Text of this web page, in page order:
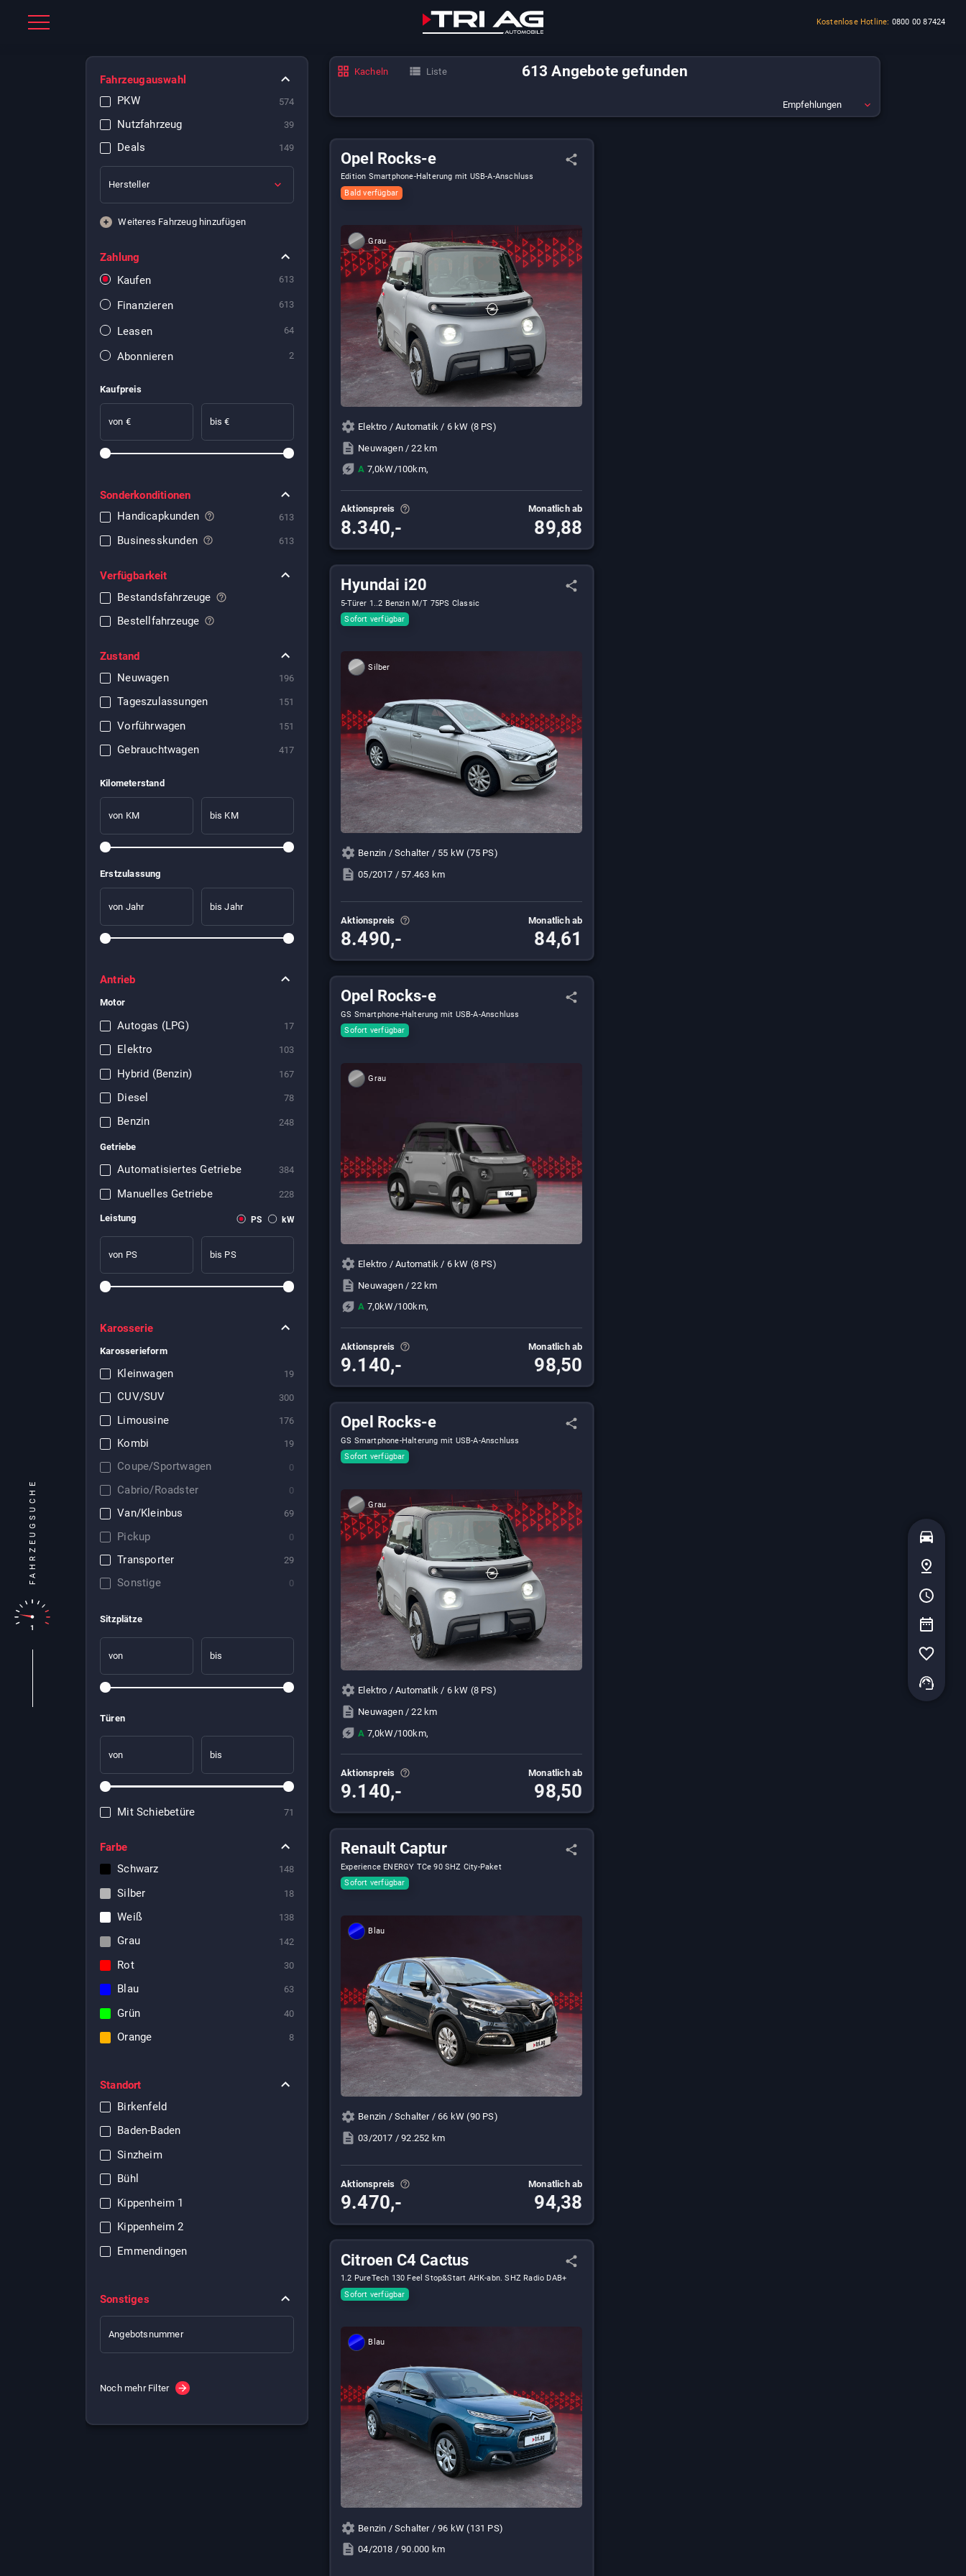
Kostenlose Hotline: 0800 00 87424
Fahrzeugauswahl
PKW
574
Nutzfahrzeug 39
Deals 149
Hersteller
+ Weiteres Fahrzeug hinzufügen
Zahlung
Kaufen
613
Finanzieren 613
Leasen 64
Abonnieren 2
Kaufpreis
von € bis €
Sonderkonditionen
Handicapkunden
613
Businesskunden 613
Verfügbarkeit
Bestandsfahrzeuge
Bestellfahrzeuge
Zustand
Neuwagen
196
Tageszulassungen 151
Vorführwagen 151
Gebrauchtwagen 417
Kilometerstand
von KM bis KM
Erstzulassung
von Jahr bis Jahr
Antrieb
Motor
Autogas (LPG) 17
Elektro 103
Hybrid (Benzin) 167
Diesel 78
Benzin 248
Getriebe
Automatisiertes Getriebe 384
Manuelles Getriebe 228
Leistung PS kW
von PS bis PS
Karosserie
Karosserieform
Kleinwagen 19
CUV/SUV 300
Limousine 176
Kombi 19
Coupe/Sportwagen 0
Cabrio/Roadster 0
Van/Kleinbus 69
Pickup 0
Transporter 29
Sonstige 0
Sitzplätze
von bis
Türen
von bis
Mit Schiebetüre 71
Farbe
Schwarz
148
Silber 18
Weiß 138
Grau 142
Rot 30
Blau 63
Grün 40
Orange 8
Standort
Birkenfeld
Baden-Baden
Sinzheim
Bühl
Kippenheim 1
Kippenheim 2
Emmendingen
Sonstiges
Angebotsnummer
Noch mehr Filter
Kacheln Liste 613 Angebotegefunden
Opel Rocks-e
Edition Smartphone-Halterung mit USB-A-Anschluss
Bald verfügbar
Grau
Elektro / Automatik / 6 kW (8 PS)
Neuwagen / 22 km
A 7,0kW/100km,
Aktionspreis
8.340,-
Monatlich ab
89,88
Hyundai i20
5-Türer 1..2 Benzin M/T 75PS Classic
Sofort verfügbar
Silber
Benzin / Schalter / 55 kW (75 PS)
05/2017 / 57.463 km
Aktionspreis
8.490,-
Monatlich ab
84,61
Opel Rocks-e
GS Smartphone-Halterung mit USB-A-Anschluss​
Sofort verfügbar
Grau
Elektro / Automatik / 6 kW (8 PS)
Neuwagen / 22 km
A 7,0kW/100km,
Aktionspreis
9.140,-
Monatlich ab
98,50
Opel Rocks-e
GS Smartphone-Halterung mit USB-A-Anschluss​
Sofort verfügbar
Grau
Elektro / Automatik / 6 kW (8 PS)
Neuwagen / 22 km
A 7,0kW/100km,
Aktionspreis
9.140,-
Monatlich ab
98,50
Renault Captur
Experience ENERGY TCe 90 SHZ City-Paket
Sofort verfügbar
Blau
Benzin / Schalter / 66 kW (90 PS)
03/2017 / 92.252 km
Aktionspreis
9.470,-
Monatlich ab
94,38
Citroen C4 Cactus
1.2 PureTech 130 Feel Stop&Start AHK-abn. SHZ Radio DAB+
City-Kamera-Paket Klima-Paket
Sofort verfügbar
Blau
Benzin / Schalter / 96 kW (131 PS)
04/2018 / 90.000 km
1
FAHRZEUGSUCHE